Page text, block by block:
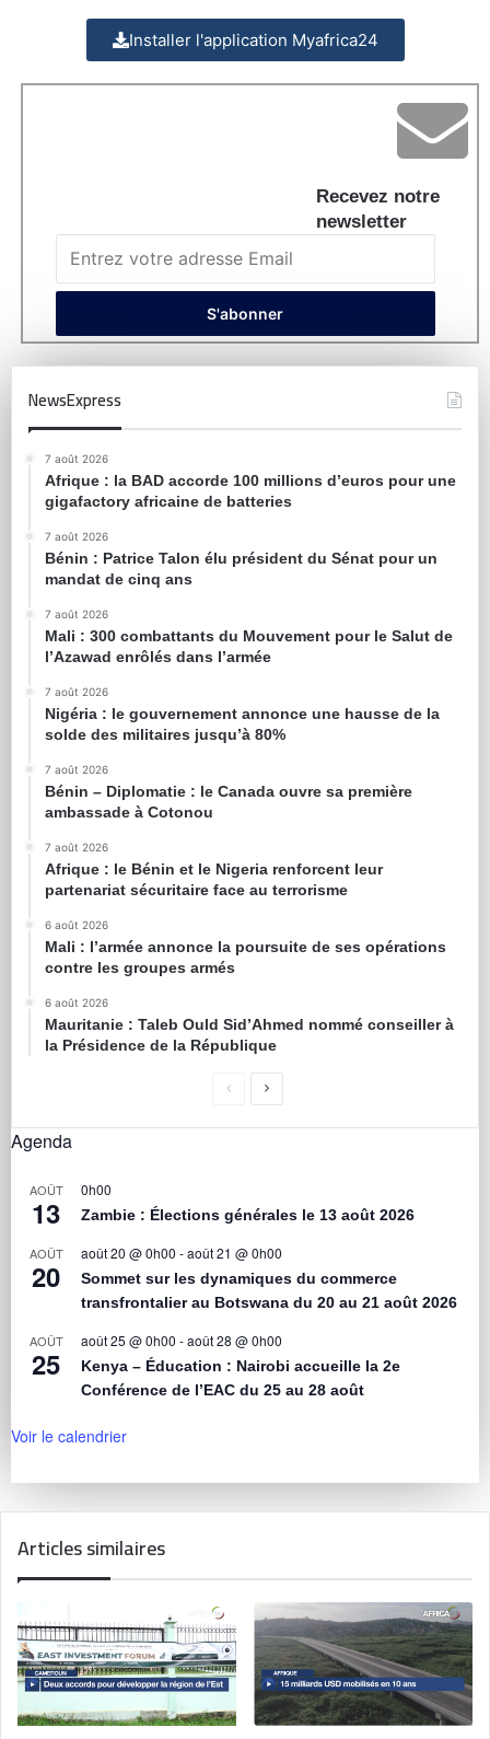
Installer l'application Myafrica24
Recevez notre
newsletter
NewsExpress
7 août 2026
Afrique : la BAD accorde 100 millions d’euros pour une
gigafactory africaine de batteries
7 août 2026
Bénin : Patrice Talon élu président du Sénat pour un
mandat de cinq ans
7 août 2026
Mali : 300 combattants du Mouvement pour le Salut de
l’Azawad enrôlés dans l’armée
7 août 2026
Nigéria : le gouvernement annonce une hausse de la
solde des militaires jusqu’à 80%
7 août 2026
Bénin – Diplomatie : le Canada ouvre sa première
ambassade à Cotonou
7 août 2026
Afrique : le Bénin et le Nigeria renforcent leur
partenariat sécuritaire face au terrorisme
6 août 2026
Mali : l’armée annonce la poursuite de ses opérations
contre les groupes armés
6 août 2026
Mauritanie : Taleb Ould Sid’Ahmed nommé conseiller à
la Présidence de la République
Agenda
AOÛT
13
0h00
Zambie : Élections générales le 13 août 2026
AOÛT
20
août 20 @ 0h00 -août 21 @ 0h00
Sommet sur les dynamiques du commerce
transfrontalier au Botswana du 20 au 21 août 2026
AOÛT
25
août 25 @ 0h00 -août 28 @ 0h00
Kenya – Éducation : Nairobi accueille la 2e
Conférence de l’EAC du 25 au 28 août
Voir le calendrier
Articles similaires